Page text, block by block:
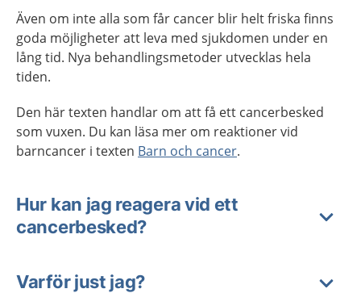
Även om inte alla som får cancer blir helt friska finns
goda möjligheter att leva med sjukdomen under en
lång tid. Nya behandlingsmetoder utvecklas hela
tiden.
Den här texten handlar om att få ett cancerbesked
som vuxen. Du kan läsa mer om reaktioner vid
barncancer i texten Barn och cancer.
Hur kan jag reagera vid ett
cancerbesked?
Varför just jag?